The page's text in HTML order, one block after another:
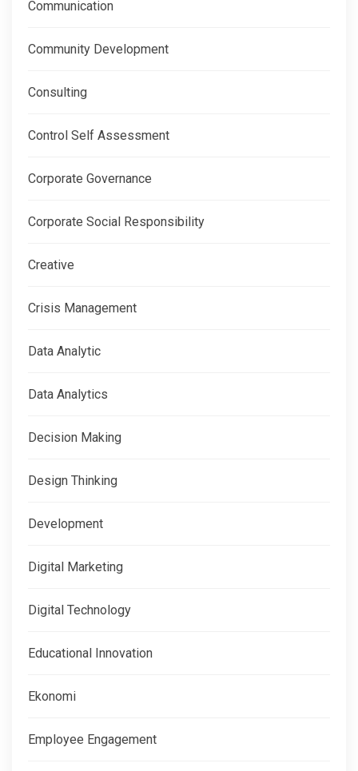
Communication
Community Development
Consulting
Control Self Assessment
Corporate Governance
Corporate Social Responsibility
Creative
Crisis Management
Data Analytic
Data Analytics
Decision Making
Design Thinking
Development
Digital Marketing
Digital Technology
Educational Innovation
Ekonomi
Employee Engagement